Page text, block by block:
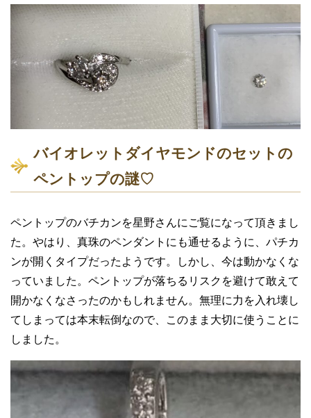
バイオレットダイヤモンドのセットの
ペントップの謎♡
ペントップのバチカンを星野さんにご覧になって頂きまし
た。やはり、真珠のペンダントにも通せるように、パチカ
ンが開くタイプだったようです。しかし、今は動かなくな
っていました。ペントップが落ちるリスクを避けて敢えて
開かなくなさったのかもしれません。無理に力を入れ壊し
てしまっては本末転倒なので、このまま大切に使うことに
しました。